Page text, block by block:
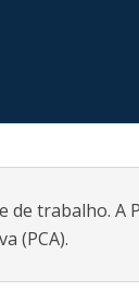
trabalho. A
(PCA).